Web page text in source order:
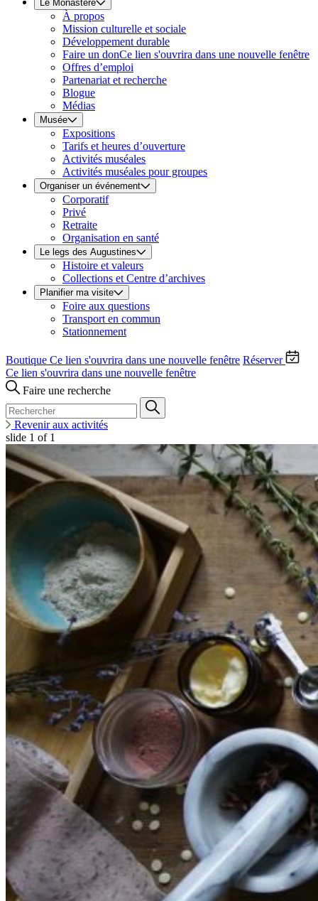
Le Monastère
À propos
Mission culturelle et sociale
Développement durable
Faire un donCe lien s'ouvrira dans une nouvelle fenêtre
Offres d’emploi
Partenariat et recherche
Blogue
Médias
Musée
Expositions
Tarifs et heures d’ouverture
Activités muséales
Activités muséales pour groupes
Organiser un événement
Corporatif
Privé
Retraite
Organisation en santé
Le legs des Augustines
Histoire et valeurs
Collections et Centre d’archives
Planifier ma visite
Foire aux questions
Transport en commun
Stationnement
Boutique Ce lien s'ouvrira dans une nouvelle fenêtre Réserver
Ce lien s'ouvrira dans une nouvelle fenêtre
Faire une recherche
Revenir aux activités
slide 1 of 1